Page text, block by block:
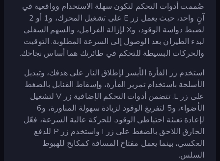
صُممت أدوات التحكم لتكون سهلة الاستخدام وواقعية في
آنٍ واحد، حيث يعمل زر E على تشغيل المحرك، و1 أو 2
لضبط دواسة الوقود، وX لإزالة الفرامل، والسهم السفلي
لبدء الطيران بعد الوصول إلى السرعة المطلوبة. التوقيت
والحركات البسيطة للتحكم في طائرتك هما أساس نجاحك.
استخدم زر الفأرة الأيسر لإطلاق النار على هدفك، وتبديل
الأسلحة باستخدام تمرير الفأرة، وإسقاط القنابل بالضغط
على زر L. تتضمن أدوات التحكم الإضافية زر V لتشغيل
الأضواء، و5 لتفريغ الوقود لزيادة سهولة المناورة، و6
لإعادة تعبئة احتياطي الوقود. للحركة عالية السرعة، فعّل
الحارق اللاحق بالضغط على زر I واستخدم زر P للدفع
العكسي، بينما يعمل مفتاح المسافة كمكابح للهبوط
السلس.